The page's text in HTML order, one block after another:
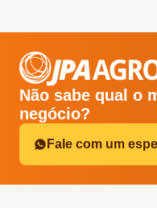
Não sabe qual o
negócio?
Fale com um